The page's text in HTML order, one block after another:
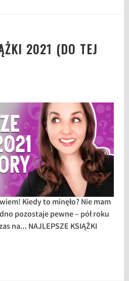
2021 (DO TEJ
Kiedy to minęło? Nie mam
pozostaje pewne – pół roku
na… NAJLEPSZE KSIĄŻKI